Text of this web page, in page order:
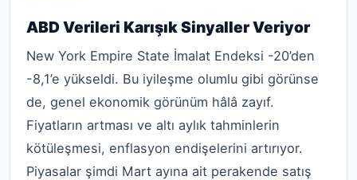
ABD Verileri Karışık Sinyaller Veriyor
New York Empire State İmalat Endeksi -20’den
-8,1’e yükseldi. Bu iyileşme olumlu gibi görünse
de, genel ekonomik görünüm hâlâ zayıf.
Fiyatların artması ve altı aylık tahminlerin
kötüleşmesi, enflasyon endişelerini artırıyor.
Piyasalar şimdi Mart ayına ait perakende satış